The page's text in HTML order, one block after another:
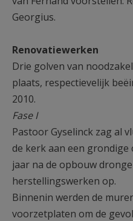
Georgius.
Renovatiewerken
Drie golven van
plaats, respectievelijk
2010.
Fase I
Pastoor Gyselinck zag al
de kerk aan een grondige
jaar na de opbouw
herstellingswerken op.
Binnenin werden de
voorzetplaten om de